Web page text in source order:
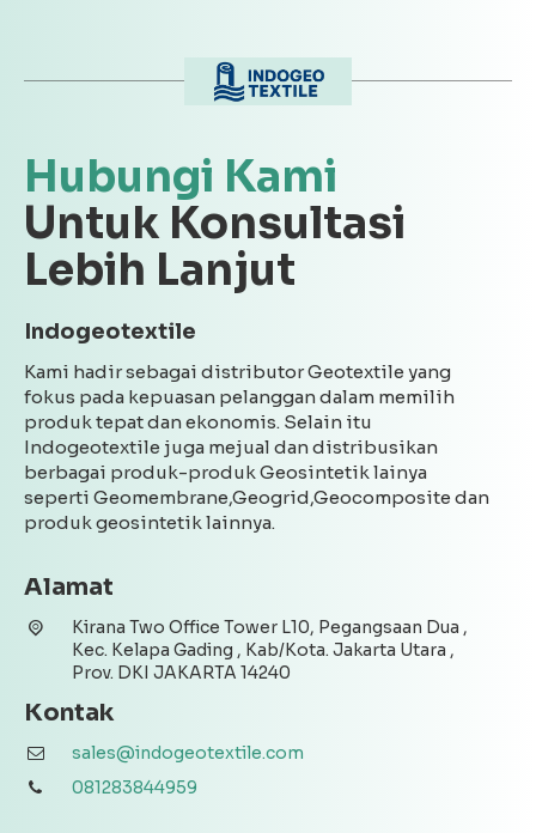
Hubungi Kami
Untuk Konsultasi
Lebih Lanjut
Indogeotextile
Kami hadir sebagai distributor Geotextile yang
fokus pada kepuasan pelanggan dalam memilih
produk tepat dan ekonomis. Selain itu
Indogeotextile juga mejual dan distribusikan
berbagai produk-produk Geosintetik lainya
seperti Geomembrane,Geogrid,Geocomposite dan
produk geosintetik lainnya.
Alamat
Kirana Two Office Tower L10, Pegangsaan Dua ,
Kec. Kelapa Gading , Kab/Kota. Jakarta Utara ,
Prov. DKI JAKARTA 14240
Kontak
sales@indogeotextile.com
081283844959